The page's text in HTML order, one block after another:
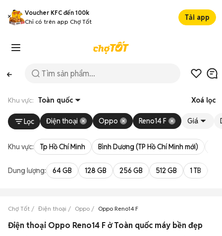
Voucher KFC đến 100k
Chỉ có trên app Chợ Tốt
Tải app
Khu vực: Toàn quốc Xoá lọc
Lọc Điện thoại Oppo Reno14 F Giá
Khu vực: Tp Hồ Chí Minh Bình Dương (TP Hồ Chí Minh mới)
Dung lượng: 64 GB 128 GB 256 GB 512 GB 1 TB
Chợ Tốt Điện thoại Oppo Oppo Reno14 F
Điện thoại Oppo Reno14 F ở Toàn quốc máy bền đẹp